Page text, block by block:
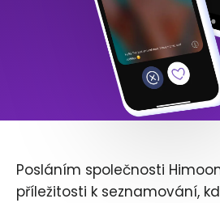
Posláním společnosti
příležitosti k seznamování,